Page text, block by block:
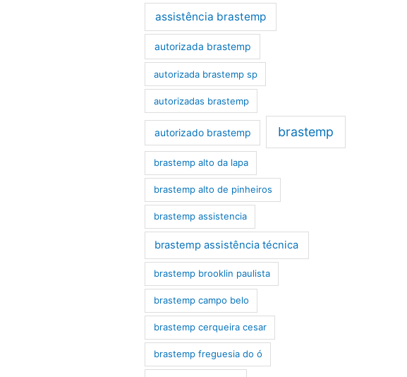
assistência brastemp
autorizada brastemp
autorizada brastemp sp
autorizadas brastemp
autorizado brastemp brastemp
brastemp alto da lapa
brastemp alto de pinheiros
brastemp assistencia
brastemp assistência técnica
brastemp brooklin paulista
brastemp campo belo
brastemp cerqueira cesar
brastemp freguesia do ó